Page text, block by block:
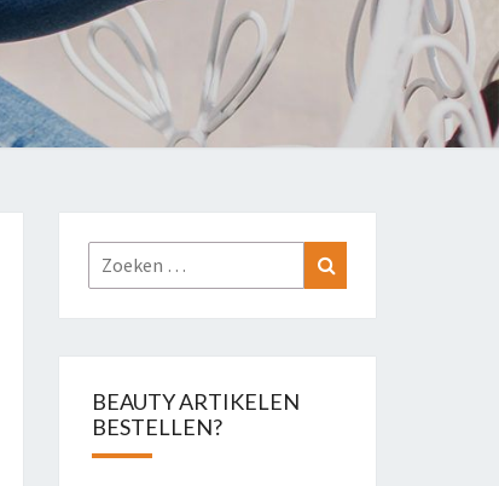
Zoeken
naar:
BEAUTY ARTIKELEN
BESTELLEN?